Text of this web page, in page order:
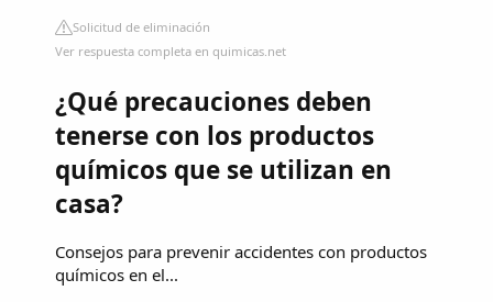
Solicitud de eliminación
Ver respuesta completa en quimicas.net
¿Qué precauciones deben
tenerse con los productos
químicos que se utilizan en
casa?
Consejos para prevenir accidentes con productos
químicos en el...